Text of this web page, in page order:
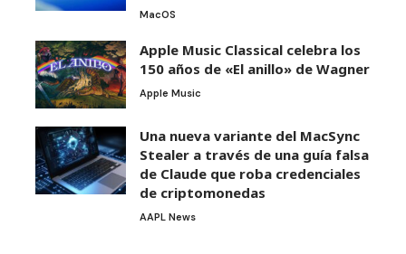
MacOS
Apple Music Classical celebra los
150 años de «El anillo» de Wagner
Apple Music
Una nueva variante del MacSync
Stealer a través de una guía falsa
de Claude que roba credenciales
de criptomonedas
AAPL News